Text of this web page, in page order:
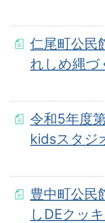
仁尾町公民
れしめ縄づ
令和5年度
kidsスタジ
豊中町公民
しDEクッキ